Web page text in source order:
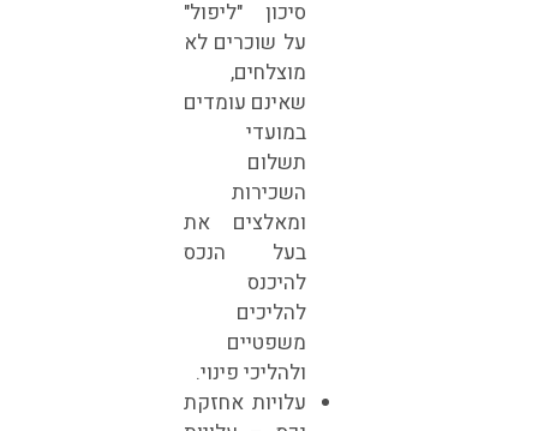
סיכון "ליפול"
על שוכרים לא
מוצלחים,
שאינם עומדים
במועדי
תשלום
השכירות
ומאלצים את
בעל הנכס
להיכנס
להליכים
משפטיים
ולהליכי פינוי.
עלויות אחזקת